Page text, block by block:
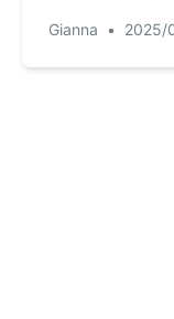
Gianna • 2025/